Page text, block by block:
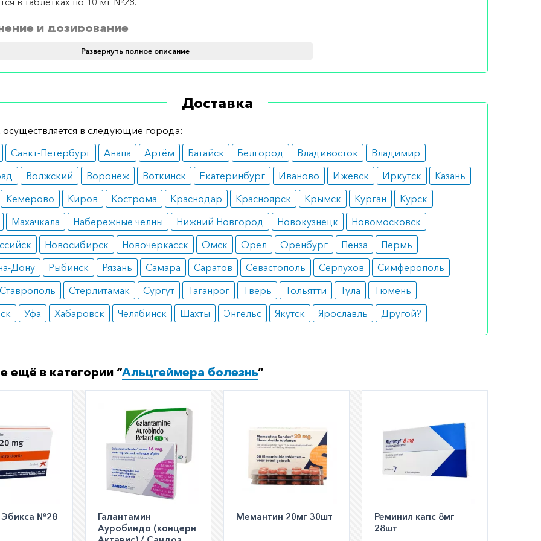
и дозирование
перорально. Рекомендуемая дозировка – 1 таблетка 1 раз в
сном.
чувствительность к препарату;
болезнь желудка и 12-перстной кишки;
кормление грудью;
реакции
частоты сердечных сокращений;
аппетита;
язвы желудка.
заказ?
заказать препарат с доставкой в аптеку-партнёра в вашем
этого Вы можете оформить бронирование на сайте или
Развернуть полное описание
Доставка
осуществляется в следующие города:
Санкт-Петербург Анапа Артём Батайск Белгород Владивосток
Владимир
Волжский Воронеж Воткинск Екатеринбург Иваново Ижевск Иркутск
Казань
Кемерово Киров Кострома Краснодар Красноярск Крымск Курган
Курск
Махачкала Набережные челны Нижний Новгород Новокузнецк
Новомосковск
Новосибирск Новочеркасск Омск Орел Оренбург Пенза
Пермь
Дону
Рыбинск Рязань Самара Саратов Севастополь Серпухов
Симферополь
Ставрополь Стерлитамак Сургут Таганрог Тверь Тольятти Тула
Тюмень
Уфа Хабаровск Челябинск Шахты Энгельс Якутск Ярославль Другой?
ещё в категории “Альцгеймера болезнь”
№28
Галантамин
Ауробиндо (концерн
Мемантин 20мг 30шт
Реминил капс 8мг
28шт